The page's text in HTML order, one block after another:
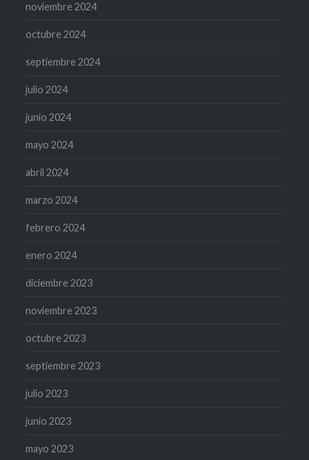
noviembre 2024
octubre 2024
septiembre 2024
julio 2024
junio 2024
mayo 2024
abril 2024
marzo 2024
febrero 2024
enero 2024
diciembre 2023
noviembre 2023
octubre 2023
septiembre 2023
julio 2023
junio 2023
mayo 2023